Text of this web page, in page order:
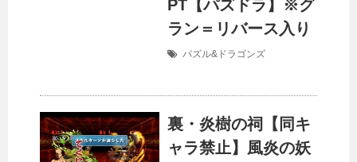
PT【パズドラ】※グ
ラン＝リバース入り
パズル&ドラゴンズ
裏・炎樹の祠【同キ
ャラ禁止】風炎の妖